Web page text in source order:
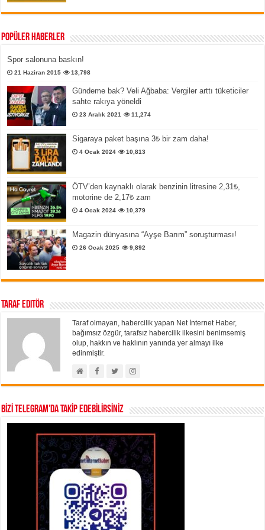
Popüler Haberler
Spor salonuna baskın!
21 Haziran 2015 13,798
Gündeme bak? Veli Ağbaba: Vergiler arttı tüketiciler
sahte rakıya yöneldi
23 Aralık 2021 11,274
Sigaraya paket başına 3₺ bir zam daha!
4 Ocak 2024 10,813
ÖTV’den kaynaklı olarak benzinin litresine 2,31₺,
motorine de 2,17₺ zam
4 Ocak 2024 10,379
Magazin dünyasına “Ayşe Barım” soruşturması!
26 Ocak 2025 9,892
Taraf Editör
Taraf olmayan, habercilik yapan Net İnternet Haber,
bağımsız özgür, tarafsız habercilik ilkesini benimsemiş
olup, hakkın ve haklının yanında yer almayı ilke
edinmiştir.
BİZİ TELEGRAM’DA TAKİP EDEBİLİRSİNİZ